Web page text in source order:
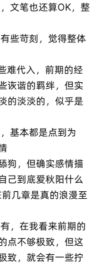
文笔也还算OK，整
些苛刻，觉得整体
难代入，前期的经
诙谐的羁绊，但实
的淡淡的，似乎是
基本都是点到为
，但确实感情描
己到底爱秋阳什么
几章是真的浪漫至
，在我看来前期的
点不够极致，但这
致，就会有一些拧